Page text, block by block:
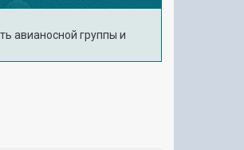
авианосной группы и